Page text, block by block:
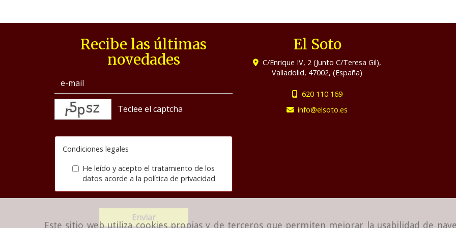
Este sitio web utiliza cookies propias y de terceros que permiten mejorar la usabilidad de
Recibe las últimas
novedades
Condiciones legales
He leído y acepto el tratamiento de los
datos acorde a la política de privacidad
Enviar
El Soto
C/Enrique IV, 2 (Junto C/Teresa Gil),
Valladolid, 47002,(España)
620 110 169
info
elsoto.es